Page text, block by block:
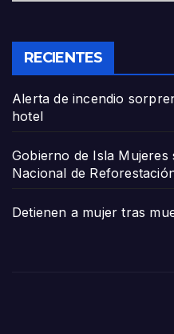
RECIENTES
Alerta de incendio
hotel
Gobierno de Isla
Nacional de
Detienen a mujer tras